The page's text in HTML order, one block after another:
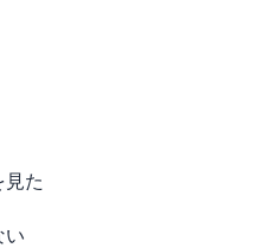
た
い